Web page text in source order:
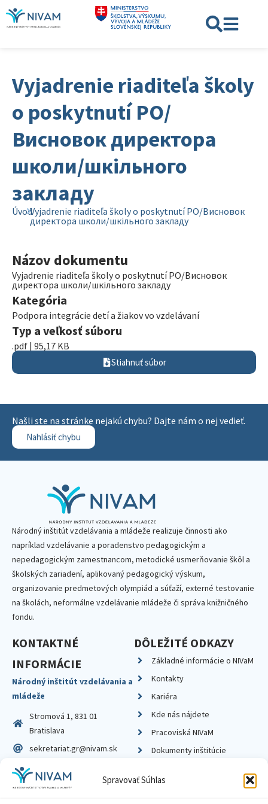
Spravovať Súhlas
Vyjadrenie riaditeľa školy
o poskytnutí PO/
Висновок директора
школи/шкільного
закладу
ÚvodVyjadrenie riaditeľa školy o poskytnutí PO/Висновок
директора школи/шкільного закладу
Názov dokumentu
Vyjadrenie riaditeľa školy o poskytnutí PO/Висновок
директора школи/шкільного закладу
Kategória
Podpora integrácie detí a žiakov vo vzdelávaní
Typ a veľkosť súboru
.pdf | 95,17 KB
Stiahnuť súbor
Našli ste na stránke nejakú chybu? Dajte nám o nej vedieť.
Nahlásiť chybu
Národný inštitút vzdelávania a mládeže realizuje činnosti ako
napríklad vzdelávanie a poradenstvo pedagogickým a
nepedagogickým zamestnancom, metodické usmerňovanie škôl a
školských zariadení, aplikovaný pedagogický výskum,
organizovanie predmetových olympiád a súťaží, externé testovanie
na školách, neformálne vzdelávanie mládeže či správa knižničného
fondu.
KONTAKTNÉ
INFORMÁCIE
Národný inštitút vzdelávania a
mládeže
Stromová 1, 831 01
Bratislava
sekretariat.gr@nivam.sk
IČO: 00164348
DIČ: 2020798714
DÔLEŽITÉ ODKAZY
Základné informácie o NIVaM
Kontakty
Kariéra
Kde nás nájdete
Pracoviská NIVaM
Dokumenty inštitúcie